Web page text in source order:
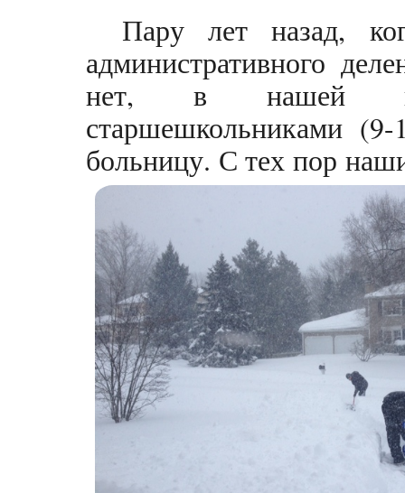
Пару лет назад,
административного
нет, в нашей
старшешкольниками
больницу. С тех пор